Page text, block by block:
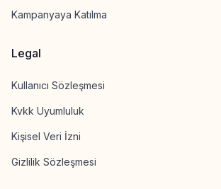
Kampanyaya Katılma
Legal
Kullanıcı Sözleşmesi
Kvkk Uyumluluk
Kişisel Veri İzni
Gizlilik Sözleşmesi